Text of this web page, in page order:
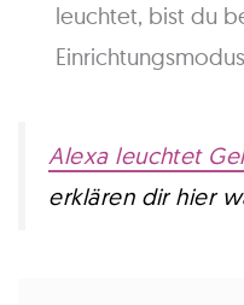
leuchtet, bist du
Alexa leuchtet
erklären dir hier